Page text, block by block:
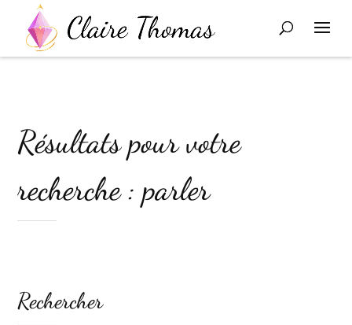
Résultats pour votre
recherche : parler
Rechercher